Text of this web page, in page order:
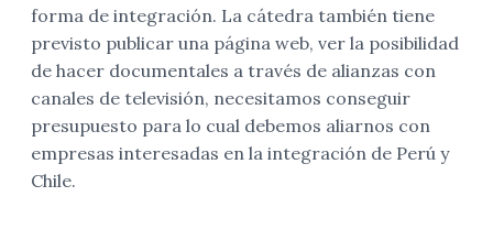
forma de integración. La cátedra también tiene
previsto publicar una página web, ver la posibilidad
de hacer documentales a través de alianzas con
canales de televisión, necesitamos conseguir
presupuesto para lo cual debemos aliarnos con
empresas interesadas en la integración de Perú y
Chile.